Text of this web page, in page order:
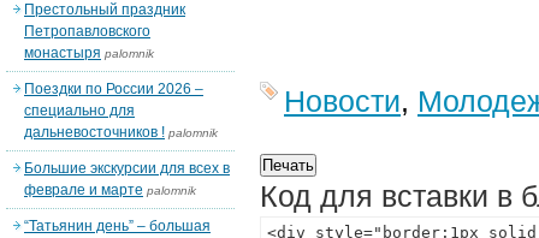
Новости,
Код для вставки в
Престольный праздник
Петропавловского
монастыря palomnik
Поездки по России 2026 –
специально для
дальневосточников ! palomnik
Большие экскурсии для всех в
феврале и марте palomnik
“Татьянин день” – большая